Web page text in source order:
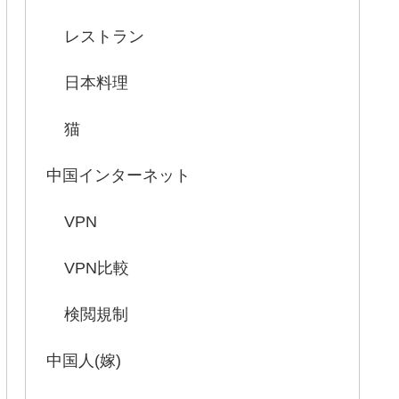
レストラン
日本料理
猫
中国インターネット
VPN
VPN比較
検閲規制
中国人(嫁)